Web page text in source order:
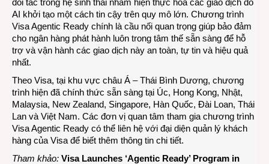
AI khởi tạo một cách tin cậy trên quy mô lớn. Chương trình
Visa Agentic Ready chính là cầu nối quan trọng giúp bảo đảm
cho ngân hàng phát hành luôn trong tâm thế sẵn sàng để hỗ
trợ và vận hành các giao dịch này an toàn, tự tin và hiệu quả
nhất.
Theo Visa, tại khu vực châu Á – Thái Bình Dương, chương
trình hiện đã chính thức sẵn sàng tại Úc, Hong Kong, Nhật,
Malaysia, New Zealand, Singapore, Hàn Quốc, Đài Loan, Thái
Lan và Việt Nam. Các đơn vị quan tâm tham gia chương trình
Visa Agentic Ready có thể liên hệ với đại diện quản lý khách
hàng của Visa để biết thêm thông tin chi tiết.
Tham khảo: Visa Launches ‘Agentic Ready’ Program in